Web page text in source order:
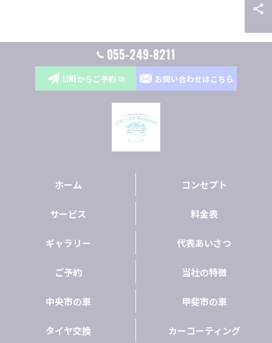
055-249-8211
LINEからご予約 お問い合わせはこちら
ホーム コンセプト
サービス 料金表
ギャラリー 代表あいさつ
ご予約 当社の特徴
中央市の車 甲斐市の車
タイヤ交換 カーコーティング